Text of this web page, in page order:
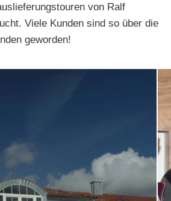
von Ralf
Viele Kunden sind so über die
geworden!